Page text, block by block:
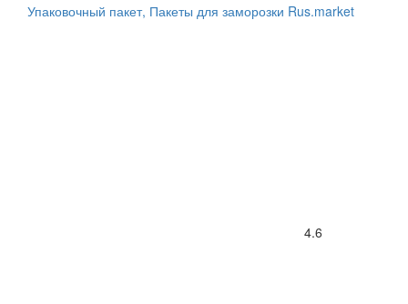
Упаковочный пакет, Пакеты для заморозки Rus.market
4.6